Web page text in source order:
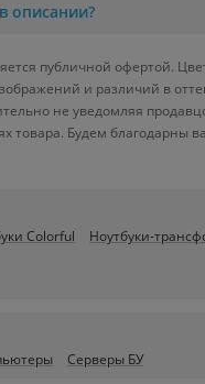
описании?
публичной офертой.
и различий в
не уведомляя
Будем
Colorful Ноутбуки-
Серверы БУ